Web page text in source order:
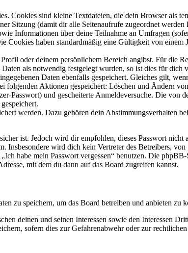
Cookies sind kleine Textdateien, die dein Browser als
Sitzung (damit dir alle Seitenaufrufe zugeordnet
Informationen über deine Teilnahme an Umfragen
Cookies haben standardmäßig eine Gültigkeit von
oder deinem persönlichem Bereich angibst. Für die
als notwendig festgelegt wurden, so ist dies für dich
Daten ebenfalls gespeichert. Gleiches gilt,
Aktionen gespeichert: Löschen und Ändern
Passwort) und gescheiterte Anmeldeversuche. Die von
werden. Dazu gehören dein Abstimmungsverhalten
ist. Jedoch wird dir empfohlen, dieses Passwort
Insbesondere wird dich kein Vertreter des Betreibers,
habe mein Passwort vergessen“ benutzen. Die
mit dem du dann auf das Board zugreifen kannst.
zu speichern, um das Board betreiben und anbieten zu
deinen und seinen Interessen sowie den Interessen
sofern dies zur Gefahrenabwehr oder zur